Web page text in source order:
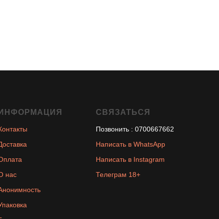
нас
СВЯЗАТЬСЯ
Позвонить : 0700667662
Написать в WhatsApp
Написать в Instagram
Телеграм 18+